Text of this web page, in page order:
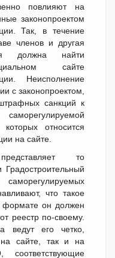
повлияют на
законопроектом
Так, в течение
членов и другая
должна найти
сайте
Неисполнение
с законопроектом,
санкций к
относится
на сайте.
то
Градостроительный
что такое
формате он должен
реестр по-своему.
ведут его четко,
сайте, так и на